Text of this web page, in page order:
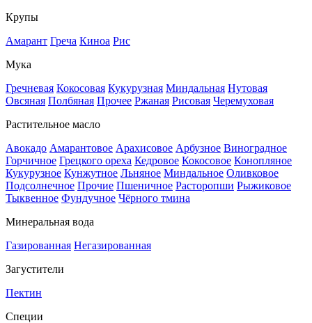
Крупы
Амарант Греча Киноа Рис
Мука
Гречневая Кокосовая Кукурузная Миндальная Нутовая
Овсяная Полбяная Прочее Ржаная Рисовая Черемуховая
Растительное масло
Авокадо Амарантовое Арахисовое Арбузное Виноградное
Горчичное Грецкого ореха Кедровое Кокосовое Конопляное
Кукурузное Кунжутное Льняное Миндальное Оливковое
Подсолнечное Прочие Пшеничное Расторопши Рыжиковое
Тыквенное Фундучное Чёрного тмина
Минеральная вода
Газированная Негазированная
Загустители
Пектин
Специи